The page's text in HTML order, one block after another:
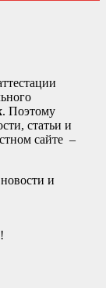
. Поэтому
статьи и
сайте –
и